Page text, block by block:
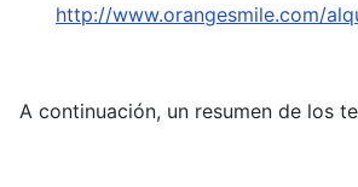
http://www.orangesmile.com/
A continuación, un resumen de los